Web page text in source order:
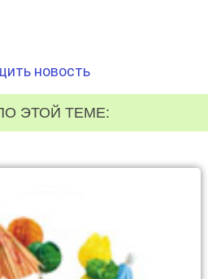
новость
ЭТОЙ ТЕМЕ: